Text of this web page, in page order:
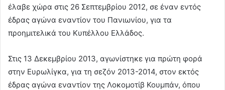
έλαβε χώρα στις 26 Σεπτεμβρίου 2012, σε έναν εντός
έδρας αγώνα εναντίον του Πανιωνίου, για τα
προημιτελικά του Κυπέλλου Ελλάδος.
Στις 13 Δεκεμβρίου 2013, αγωνίστηκε για πρώτη φορά
στην Ευρωλίγκα, για τη σεζόν 2013-2014, στον εκτός
έδρας αγώνα εναντίον της Λοκομοτίβ Κουμπάν, όπου